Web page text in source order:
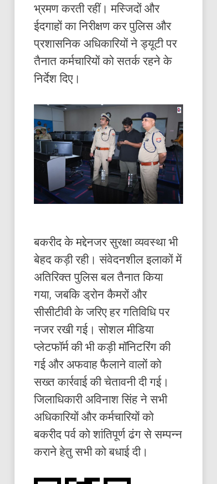
भ्रमण करती रहीं। मस्जिदों और
ईदगाहों का निरीक्षण कर पुलिस और
प्रशासनिक अधिकारियों ने ड्यूटी पर
तैनात कर्मचारियों को सतर्क रहने के
निर्देश दिए।
बकरीद के मद्देनजर सुरक्षा व्यवस्था भी
बेहद कड़ी रही। संवेदनशील इलाकों में
अतिरिक्त पुलिस बल तैनात किया
गया, जबकि ड्रोन कैमरों और
सीसीटीवी के जरिए हर गतिविधि पर
नजर रखी गई। सोशल मीडिया
प्लेटफॉर्म की भी कड़ी मॉनिटरिंग की
गई और अफवाह फैलाने वालों को
सख्त कार्रवाई की चेतावनी दी गई।
जिलाधिकारी अविनाश सिंह ने सभी
अधिकारियों और कर्मचारियों को
बकरीद पर्व को शांतिपूर्ण ढंग से सम्पन्न
कराने हेतु सभी को बधाई दी।